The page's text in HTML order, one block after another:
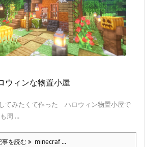
ィンな物置小屋
てみたくて作った ハロウィン物置小屋で
周 ...
事を読む minecraf ...